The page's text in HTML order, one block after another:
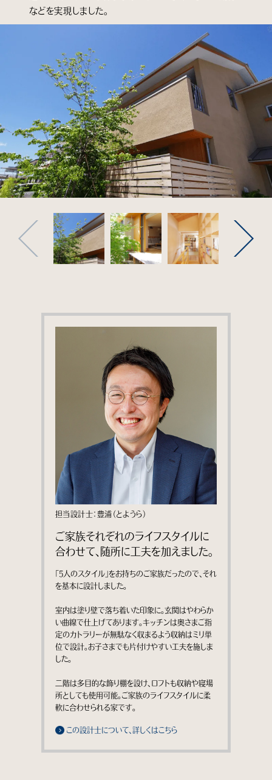
などを実現しました。
担当設計士：豊浦（とようら）
ご家族それぞれのライフスタイルに
合わせて、随所に工夫を加えました。
「5人のスタイル」をお持ちのご家族だったので、それ
を基本に設計しました。
室内は塗り壁で落ち着いた印象に。玄関はやわらか
い曲線で仕上げてあります。キッチンは奥さまご指
定のカトラリーが無駄なく収まるよう収納はミリ単
位で設計。お子さまでも片付けやすい工夫を施しま
した。
二階は多目的な飾り棚を設け、ロフトも収納や寝場
所としても使用可能。ご家族のライフスタイルに柔
軟に合わせられる家です。
この設計士について、詳しくはこちら